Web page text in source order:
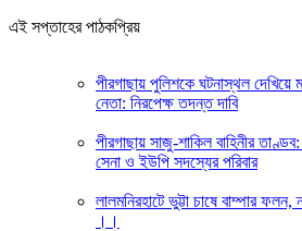
এই সপ্তাহের পাঠকপ্রিয়
পীরগাছায় পুলিশকে ঘটনাস্থল দেখিয়ে
নেতা: নিরপেক্ষ তদন্ত দাবি
পীরগাছায় সাজু-শাকিল বাহিনীর
সেনা ও ইউপি সদস্যের পরিবার
লালমনিরহাটে ভুট্টা চাষে বাম্পার
।।